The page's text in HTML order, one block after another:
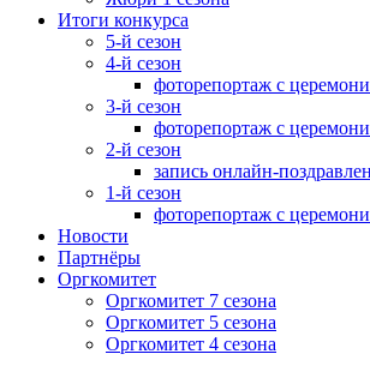
Итоги конкурса
5-й сезон
4-й сезон
фоторепортаж с
3-й сезон
фоторепортаж с
2-й сезон
запись онлайн-
1-й сезон
фоторепортаж с
Новости
Партнёры
Оргкомитет
Оргкомитет 7 сезона
Оргкомитет 5 сезона
Оргкомитет 4 сезона